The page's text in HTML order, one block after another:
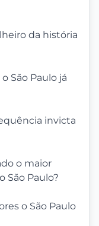
da história
São Paulo já
invicta
o maior
São Paulo?
o São Paulo